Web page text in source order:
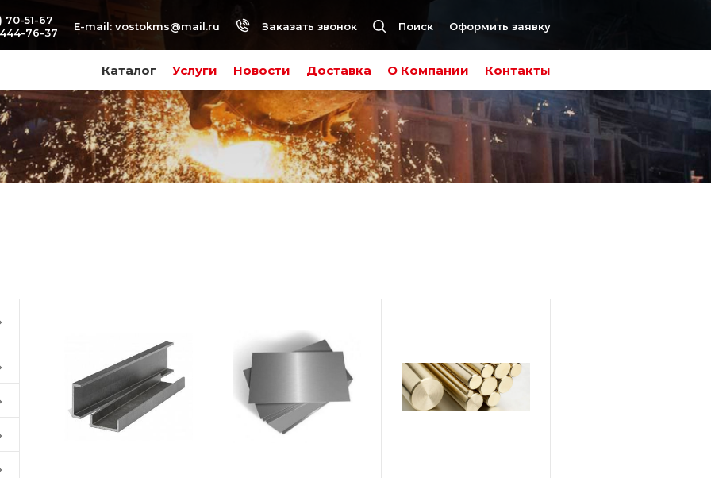
Каталог Услуги Новости Доставка О Компании Контакты
70-51-67
76-37
E-mail: vostokms@mail.ru Заказать звонок Поиск Оформить заявку